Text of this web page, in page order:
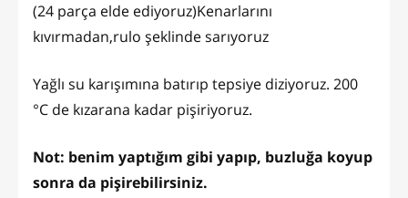
(24 parça elde ediyoruz)Kenarlarını
kıvırmadan,rulo şeklinde sarıyoruz
Yağlı su karışımına batırıp tepsiye diziyoruz. 200
°C de kızarana kadar pişiriyoruz.
Not: benim yaptığım gibi yapıp, buzluğa koyup
sonra da pişirebilirsiniz.